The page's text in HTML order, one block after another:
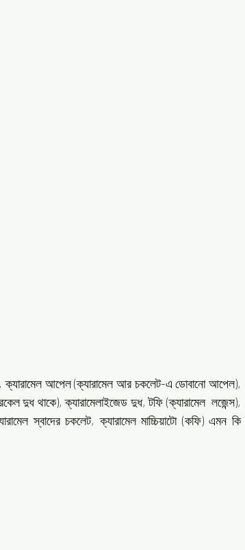
ক্যারামেল আপেল (ক্যারামেল আর চকলেট-এ ডোবানো আপেল),
দুধ থাকে), ক্যারামেলাইজেড দুধ, টফি (ক্যারামেল  লজেন্স),
স্বাদের চকলেট, ক্যারামেল মাচ্চিয়াটো (কফি) এমন কি